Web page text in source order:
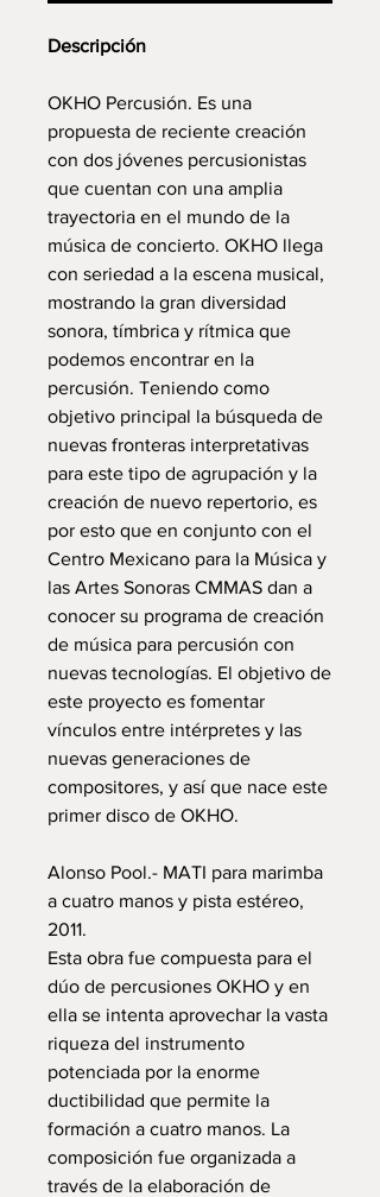
Descripción
OKHO Percusión. Es una
propuesta de reciente creación
con dos jóvenes percusionistas
que cuentan con una amplia
trayectoria en el mundo de la
música de concierto. OKHO llega
con seriedad a la escena musical,
mostrando la gran diversidad
sonora, tímbrica y rítmica que
podemos encontrar en la
percusión. Teniendo como
objetivo principal la búsqueda de
nuevas fronteras interpretativas
para este tipo de agrupación y la
creación de nuevo repertorio, es
por esto que en conjunto con el
Centro Mexicano para la Música y
las Artes Sonoras CMMAS dan a
conocer su programa de creación
de música para percusión con
nuevas tecnologías. El objetivo de
este proyecto es fomentar
vínculos entre intérpretes y las
nuevas generaciones de
compositores, y así que nace este
primer disco de OKHO.
Alonso Pool.- MATI para marimba
a cuatro manos y pista estéreo,
2011.
Esta obra fue compuesta para el
dúo de percusiones OKHO y en
ella se intenta aprovechar la vasta
riqueza del instrumento
potenciada por la enorme
ductibilidad que permite la
formación a cuatro manos. La
composición fue organizada a
través de la elaboración de